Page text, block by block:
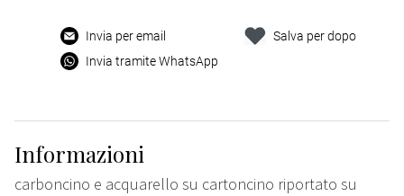
Invia per email
Invia tramite WhatsApp
Salva per dopo
Informazioni
carboncino e acquarello su cartoncino riportato su